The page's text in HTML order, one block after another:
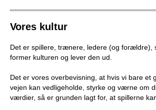
Vores kultur
Det er spillere, trænere, ledere (og forældre),
former kulturen og lever den ud.
Det er vores overbevisning, at hvis vi bare et
vejen kan vedligeholde, styrke og værne om
værdier, så er grunden lagt for, at spillerne